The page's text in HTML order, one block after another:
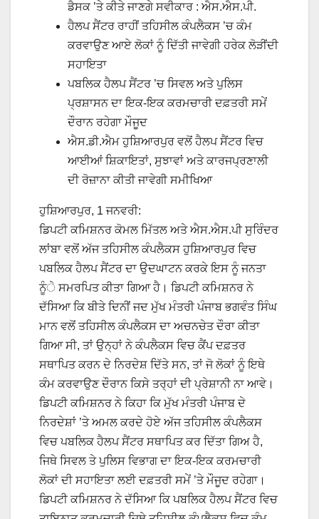
ਡੈਸਕ ’ਤੇ ਕੀਤੇ ਜਾਣਗੇ ਸਵੀਕਾਰ : ਐਸ.ਐਸ.ਪੀ.
ਹੈਲਪ ਸੈਂਟਰ ਰਾਹੀਂ ਤਹਿਸੀਲ ਕੰਪਲੈਕਸ ’ਚ ਕੰਮ
ਕਰਵਾਉਣ ਆਏ ਲੋਕਾਂ ਨੂੰ ਦਿੱਤੀ ਜਾਵੇਗੀ ਹਰੇਕ ਲੋੜੀਂਦੀ
ਸਹਾਇਤਾ
ਪਬਲਿਕ ਹੈਲਪ ਸੈਂਟਰ ’ਚ ਸਿਵਲ ਅਤੇ ਪੁਲਿਸ
ਪ੍ਰਸ਼ਾਸਨ ਦਾ ਇਕ-ਇਕ ਕਰਮਚਾਰੀ ਦਫ਼ਤਰੀ ਸਮੇਂ
ਦੌਰਾਨ ਰਹੇਗਾ ਮੌਜੂਦ
ਐਸ.ਡੀ.ਐਮ ਹੁਸ਼ਿਆਰਪੁਰ ਵਲੋਂ ਹੈਲਪ ਸੈਂਟਰ ਵਿਚ
ਆਈਆਂ ਸ਼ਿਕਾਇਤਾਂ, ਸੁਝਾਵਾਂ ਅਤੇ ਕਾਰਜਪ੍ਰਣਾਲੀ
ਦੀ ਰੋਜ਼ਾਨਾ ਕੀਤੀ ਜਾਵੇਗੀ ਸਮੀਖਿਆ
ਹੁਸ਼ਿਆਰਪੁਰ, 1 ਜਨਵਰੀ:
ਡਿਪਟੀ ਕਮਿਸ਼ਨਰ ਕੋਮਲ ਮਿੱਤਲ ਅਤੇ ਐਸ.ਐਸ.ਪੀ ਸੁਰਿੰਦਰ
ਲਾਂਬਾ ਵਲੋਂ ਅੱਜ ਤਹਿਸੀਲ ਕੰਪਲੈਕਸ ਹੁਸ਼ਿਆਰਪੁਰ ਵਿਚ
ਪਬਲਿਕ ਹੈਲਪ ਸੈਂਟਰ ਦਾ ਉਦਘਾਟਨ ਕਰਕੇ ਇਸ ਨੂੰ ਜਨਤਾ
ਨੂੰੇ ਸਮਰਪਿਤ ਕੀਤਾ ਗਿਆ ਹੈ। ਡਿਪਟੀ ਕਮਿਸ਼ਨਰ ਨੇ
ਦੱਸਿਆ ਕਿ ਬੀਤੇ ਦਿਨੀਂ ਜਦ ਮੁੱਖ ਮੰਤਰੀ ਪੰਜਾਬ ਭਗਵੰਤ ਸਿੰਘ
ਮਾਨ ਵਲੋਂ ਤਹਿਸੀਲ ਕੰਪਲੈਕਸ ਦਾ ਅਚਨਚੇਤ ਦੌਰਾ ਕੀਤਾ
ਗਿਆ ਸੀ, ਤਾਂ ਉਨ੍ਹਾਂ ਨੇ ਕੰਪਲੈਕਸ ਵਿਚ ਕੈਂਪ ਦਫ਼ਤਰ
ਸਥਾਪਿਤ ਕਰਨ ਦੇ ਨਿਰਦੇਸ਼ ਦਿੱਤੇ ਸਨ, ਤਾਂ ਜੋ ਲੋਕਾਂ ਨੂੰ ਇਥੇ
ਕੰਮ ਕਰਵਾਉਣ ਦੌਰਾਨ ਕਿਸੇ ਤਰ੍ਹਾਂ ਦੀ ਪ੍ਰੇਸ਼ਾਨੀ ਨਾ ਆਵੇ।
ਡਿਪਟੀ ਕਮਿਸ਼ਨਰ ਨੇ ਕਿਹਾ ਕਿ ਮੁੱਖ ਮੰਤਰੀ ਪੰਜਾਬ ਦੇ
ਨਿਰਦੇਸ਼ਾਂ ’ਤੇ ਅਮਲ ਕਰਦੇ ਹੋਏ ਅੱਜ ਤਹਿਸੀਲ ਕੰਪਲੈਕਸ
ਵਿਚ ਪਬਲਿਕ ਹੈਲਪ ਸੈਂਟਰ ਸਥਾਪਿਤ ਕਰ ਦਿੱਤਾ ਗਿਅ ਹੈ,
ਜਿਥੇ ਸਿਵਲ ਤੇ ਪੁਲਿਸ ਵਿਭਾਗ ਦਾ ਇਕ-ਇਕ ਕਰਮਚਾਰੀ
ਲੋਕਾਂ ਦੀ ਸਹਾਇਤਾ ਲਈ ਦਫ਼ਤਰੀ ਸਮੇਂ ’ਤੇ ਮੌਜੂਦ ਰਹੇਗਾ।
ਡਿਪਟੀ ਕਮਿਸ਼ਨਰ ਨੇ ਦੱਸਿਆ ਕਿ ਪਬਲਿਕ ਹੈਲਪ ਸੈਂਟਰ ਵਿਚ